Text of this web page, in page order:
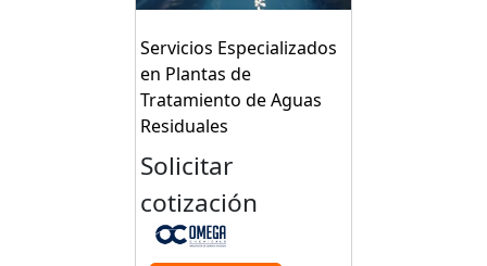
Servicios Especializados
en Plantas de
Tratamiento de Aguas
Residuales
Solicitar
cotización